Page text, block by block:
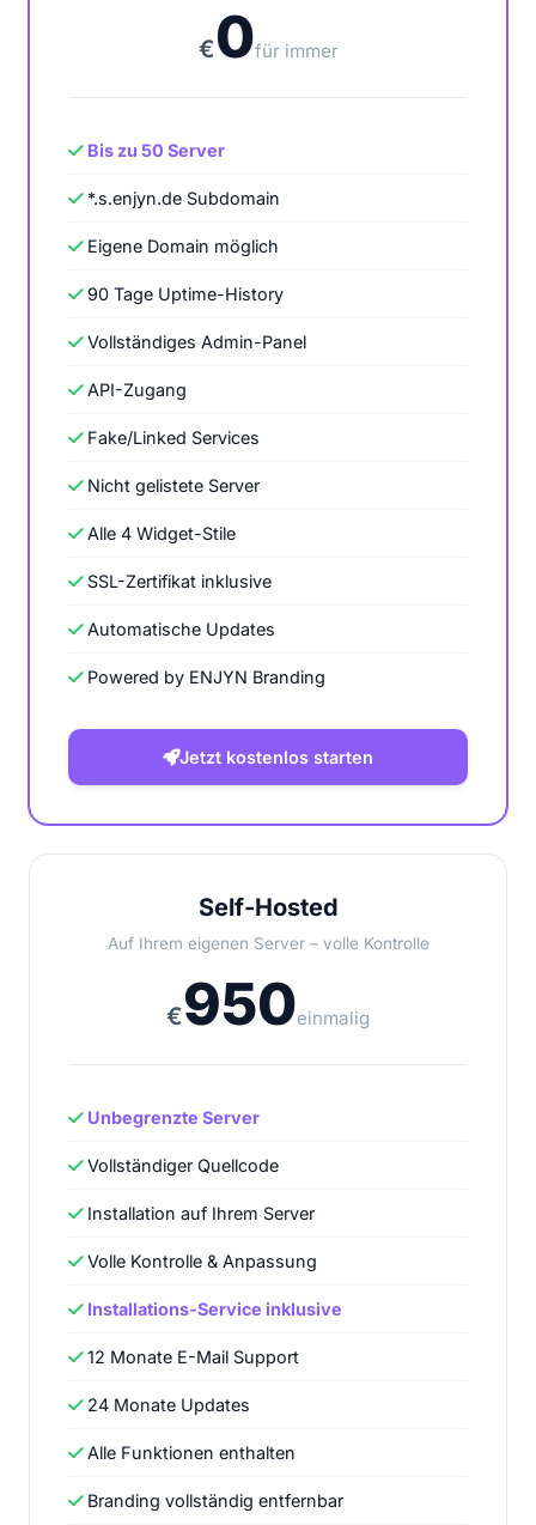
€0für immer
Bis zu 50 Server
*.s.enjyn.de Subdomain
Eigene Domain möglich
90 Tage Uptime-History
Vollständiges Admin-Panel
API-Zugang
Fake/Linked Services
Nicht gelistete Server
Alle 4 Widget-Stile
SSL-Zertifikat inklusive
Automatische Updates
Powered by ENJYN Branding
Jetzt kostenlos starten
Self-Hosted
Auf Ihrem eigenen Server – volle Kontrolle
€950einmalig
Unbegrenzte Server
Vollständiger Quellcode
Installation auf Ihrem Server
Volle Kontrolle & Anpassung
Installations-Service inklusive
12 Monate E-Mail Support
24 Monate Updates
Alle Funktionen enthalten
Branding vollständig entfernbar